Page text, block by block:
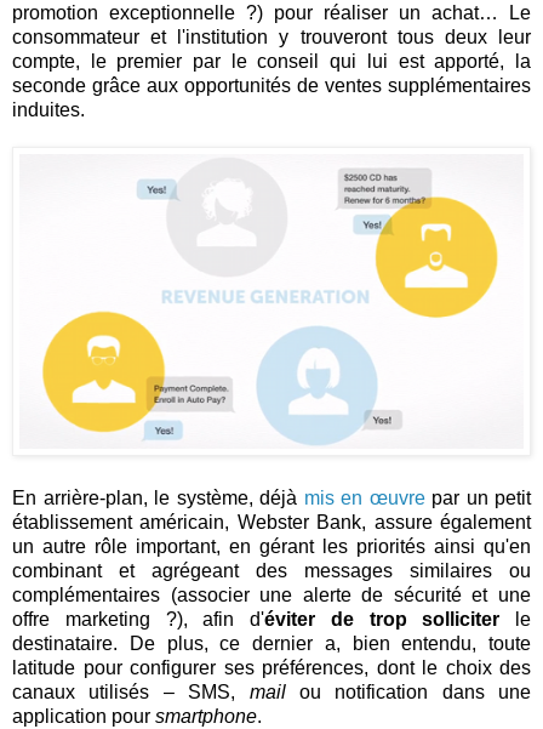
promotion exceptionnelle ?) pour réaliser un achat… Le
consommateur et l'institution y trouveront tous deux leur
compte, le premier par le conseil qui lui est apporté, la
seconde grâce aux opportunités de ventes supplémentaires
induites.
En arrière-plan, le système, déjà mis en œuvrepar un petit
établissement américain, Webster Bank, assure également
un autre rôle important, en gérant les priorités ainsi qu'en
combinant et agrégeant des messages similaires ou
complémentaires (associer une alerte de sécurité et une
offre marketing ?), afin d'éviter de trop solliciter le
destinataire. De plus, ce dernier a, bien entendu, toute
latitude pour configurer ses préférences, dont le choix des
canaux utilisés – SMS, mailou notification dans une
application pour smartphone.